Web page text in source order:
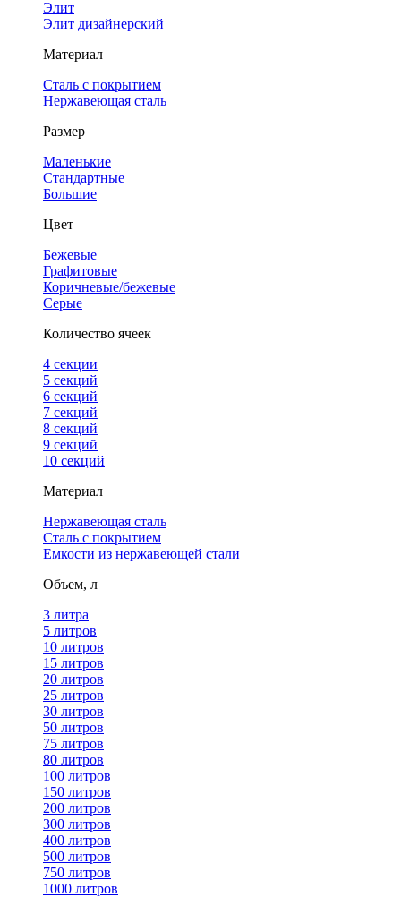
Элит
Элит дизайнерский
Материал
Сталь с покрытием
Нержавеющая сталь
Размер
Маленькие
Стандартные
Большие
Цвет
Бежевые
Графитовые
Коричневые/бежевые
Серые
Количество ячеек
4 cекции
5 секций
6 секций
7 секций
8 секций
9 секций
10 секций
Материал
Нержавеющая сталь
Сталь с покрытием
Емкости из нержавеющей стали
Объем, л
3 литра
5 литров
10 литров
15 литров
20 литров
25 литров
30 литров
50 литров
75 литров
80 литров
100 литров
150 литров
200 литров
300 литров
400 литров
500 литров
750 литров
1000 литров